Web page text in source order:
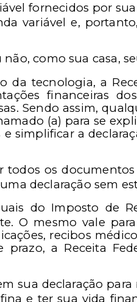
fornecidos por
variável e,
como sua casa,
da tecnologia, a
financeiras
Sendo assim,
(a) para se
simplificar a
os documentos
declaração sem
do Imposto de
O mesmo vale
recibos
prazo, a Receita
sua declaração
e ter sua vida